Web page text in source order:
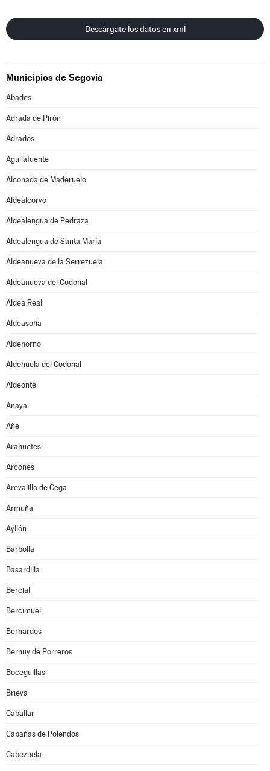
Descárgate los datos en xml
Municipios de Segovia
Abades
Adrada de Pirón
Adrados
Aguilafuente
Alconada de Maderuelo
Aldealcorvo
Aldealengua de Pedraza
Aldealengua de Santa María
Aldeanueva de la Serrezuela
Aldeanueva del Codonal
Aldea Real
Aldeasoña
Aldehorno
Aldehuela del Codonal
Aldeonte
Anaya
Añe
Arahuetes
Arcones
Arevalillo de Cega
Armuña
Ayllón
Barbolla
Basardilla
Bercial
Bercimuel
Bernardos
Bernuy de Porreros
Boceguillas
Brieva
Caballar
Cabañas de Polendos
Cabezuela